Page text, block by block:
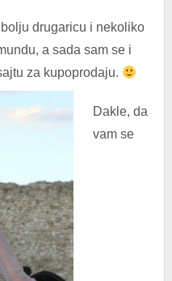
drugaricu i nekoliko
a sada sam se i
za kupoprodaju.
Dakle, da
vam se